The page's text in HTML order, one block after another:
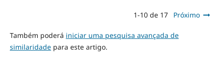
1-10 de 17 Próximo
Também poderá iniciar uma pesquisa avançada de
similaridadepara este artigo.